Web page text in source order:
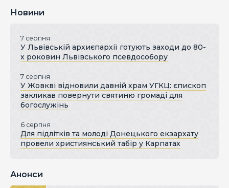
Новини
7 серпня
У Львівській архиєпархії готують заходи до 80-
х роковин Львівського псевдособору
7 серпня
У Жовкві відновили давній храм УГКЦ: єпископ
закликав повернути святиню громаді для
богослужінь
6 серпня
Для підлітків та молоді Донецького екзархату
провели християнський табір у Карпатах
Анонси